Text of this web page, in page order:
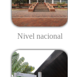
Nivel nacional